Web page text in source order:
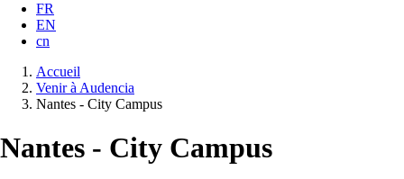
FR
EN
cn
d'Ariane
Accueil
Venir à Audencia
Nantes - City Campus
Nantes - City Campus